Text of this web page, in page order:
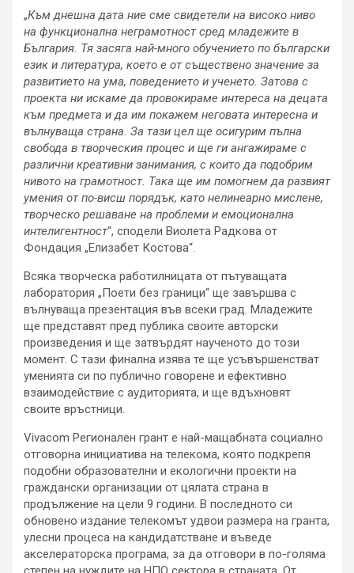
„Към днешна дата ние сме свидетели на високо ниво
на функционална неграмотност сред младежите в
България. Тя засяга най-много обучението по български
език и литература, което е от съществено значение за
развитието на ума, поведението и ученето. Затова с
проекта ни искаме да провокираме интереса на децата
към предмета и да им покажем неговата интересна и
вълнуваща страна. За тази цел ще осигурим пълна
свобода в творческия процес и ще ги ангажираме с
различни креативни занимания, с които да подобрим
нивото на грамотност. Така ще им помогнем да развият
умения от по-висш порядък, като нелинеарно мислене,
творческо решаване на проблеми и емоционална
интелигентност“, сподели Виолета Радкова от
Фондация „Елизабет Костова“.
Всяка творческа работилницата от пътуващата
лаборатория „Поети без граници“ ще завършва с
вълнуваща презентация във всеки град. Младежите
ще представят пред публика своите авторски
произведения и ще затвърдят наученото до този
момент. С тази финална изява те ще усъвършенстват
уменията си по публично говорене и ефективно
взаимодействие с аудиторията, и ще вдъхновят
своите връстници.
Vivacom Регионален грант е най-мащабната социално
отговорна инициатива на телекома, която подкрепя
подобни образователни и екологични проекти на
граждански организации от цялата страна в
продължение на цели 9 години. В последното си
обновено издание телекомът удвои размера на гранта,
улесни процеса на кандидатстване и въведе
акселераторска програма, за да отговори в по-голяма